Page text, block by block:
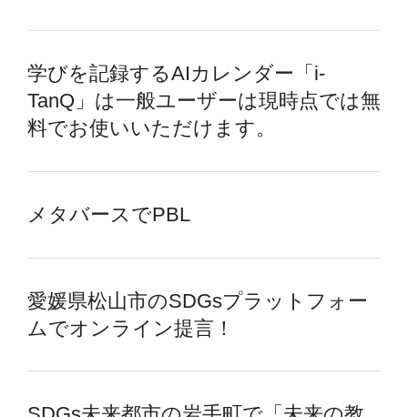
学びを記録するAIカレンダー「i-
TanQ」は一般ユーザーは現時点では無
料でお使いいただけます。
メタバースでPBL
愛媛県松山市のSDGsプラットフォー
ムでオンライン提言！